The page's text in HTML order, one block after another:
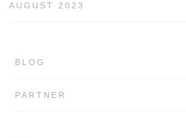
AUGUST 2023
BLOG
PARTNER